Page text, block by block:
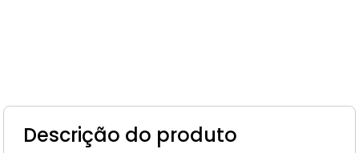
Descrição do produto